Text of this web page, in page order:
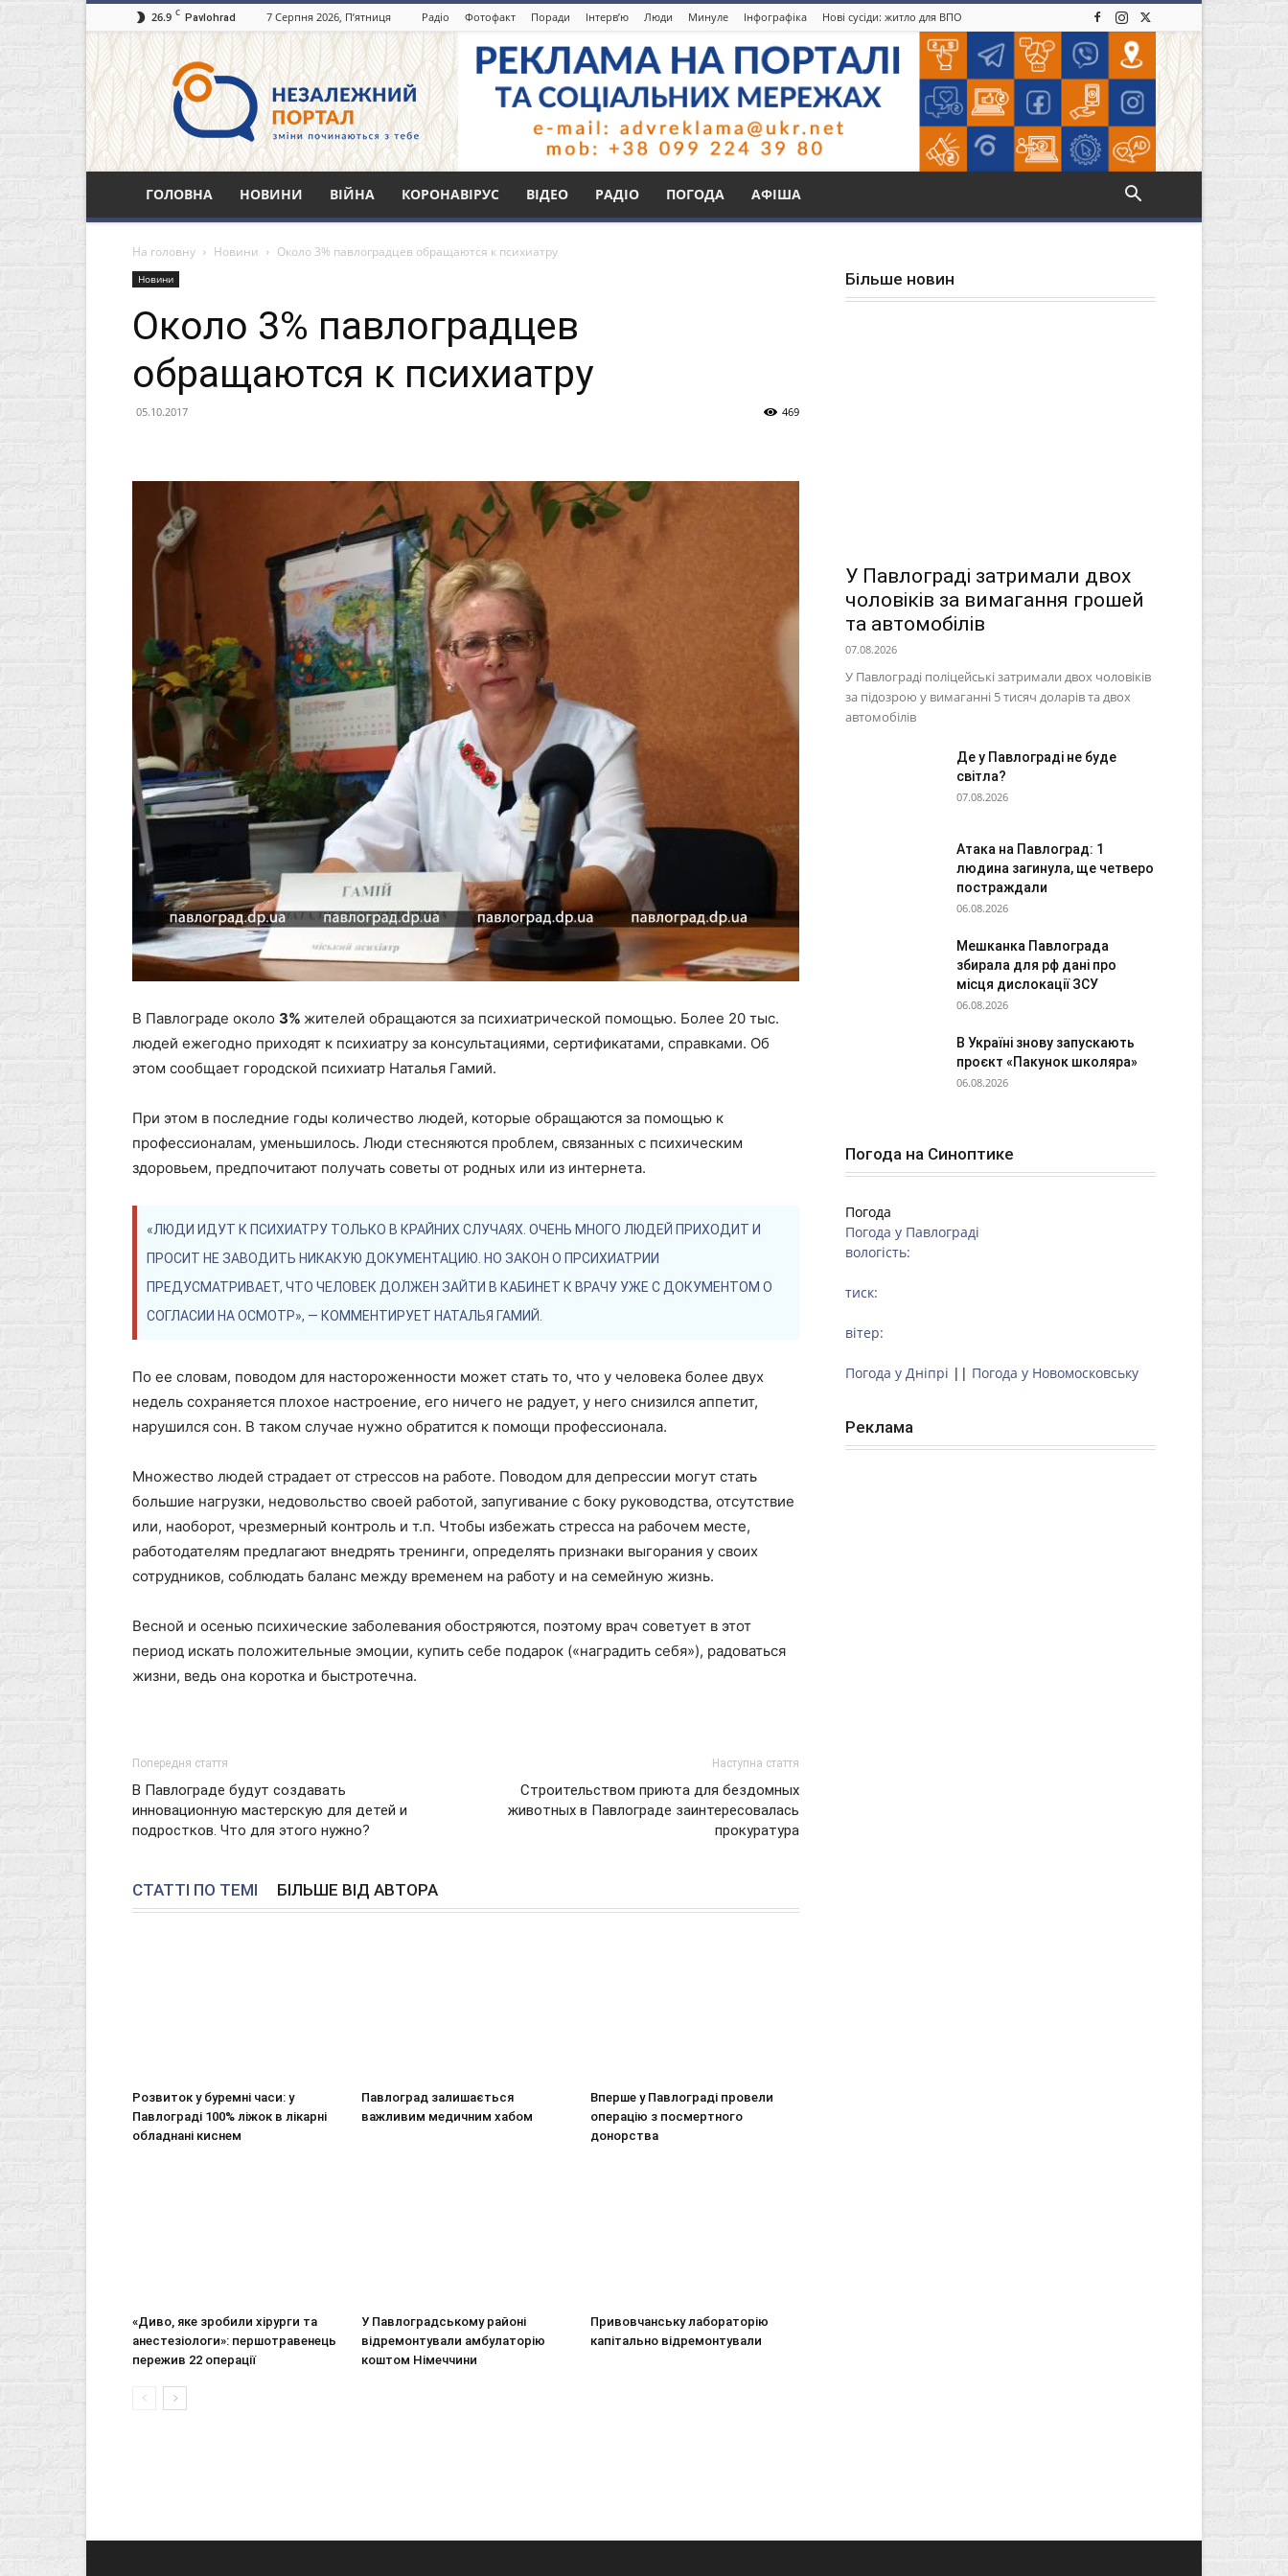
26.9 C Pavlohrad 7 Серпня 2026, П’ятниця Радіо Фотофакт Поради Інтерв’ю Люди Минуле Інфографіка Нові сусіди: житло для ВПО
Незалежний
портал
Павлоград.dp.ua
ГОЛОВНА НОВИНИ ВІЙНА КОРОНАВІРУС ВІДЕО РАДІО ПОГОДА АФІША
На головну Новини Около 3% павлоградцев обращаются к психиатру
Новини
Около 3% павлоградцев
обращаются к психиатру
05.10.2017 469
В Павлограде около 3% жителей обращаются за психиатрической помощью. Более 20 тыс.
людей ежегодно приходят к психиатру за консультациями, сертификатами, справками. Об
этом сообщает городской психиатр Наталья Гамий.
При этом в последние годы количество людей, которые обращаются за помощью к
профессионалам, уменьшилось. Люди стесняются проблем, связанных с психическим
здоровьем, предпочитают получать советы от родных или из интернета.
«ЛЮДИ ИДУТ К ПСИХИАТРУ ТОЛЬКО В КРАЙНИХ СЛУЧАЯХ. ОЧЕНЬ МНОГО ЛЮДЕЙ ПРИХОДИТ И
ПРОСИТ НЕ ЗАВОДИТЬ НИКАКУЮ ДОКУМЕНТАЦИЮ. НО ЗАКОН О ПРСИХИАТРИИ
ПРЕДУСМАТРИВАЕТ, ЧТО ЧЕЛОВЕК ДОЛЖЕН ЗАЙТИ В КАБИНЕТ К ВРАЧУ УЖЕ С ДОКУМЕНТОМ О
СОГЛАСИИ НА ОСМОТР», — КОММЕНТИРУЕТ НАТАЛЬЯ ГАМИЙ.
По ее словам, поводом для настороженности может стать то, что у человека более двух
недель сохраняется плохое настроение, его ничего не радует, у него снизился аппетит,
нарушился сон. В таком случае нужно обратится к помощи профессионала.
Множество людей страдает от стрессов на работе. Поводом для депрессии могут стать
большие нагрузки, недовольство своей работой, запугивание с боку руководства, отсутствие
или, наоборот, чрезмерный контроль и т.п. Чтобы избежать стресса на рабочем месте,
работодателям предлагают внедрять тренинги, определять признаки выгорания у своих
сотрудников, соблюдать баланс между временем на работу и на семейную жизнь.
Весной и осенью психические заболевания обостряются, поэтому врач советует в этот
период искать положительные эмоции, купить себе подарок («наградить себя»), радоваться
жизни, ведь она коротка и быстротечна.
Попередня стаття
В Павлограде будут создавать
инновационную мастерскую для детей и
подростков. Что для этого нужно?
Наступна стаття
Строительством приюта для бездомных
животных в Павлограде заинтересовалась
прокуратура
СТАТТІ ПО ТЕМІ БІЛЬШЕ ВІД АВТОРА
Розвиток у буремні часи: у
Павлограді 100% ліжок в лікарні
обладнані киснем
Павлоград залишається
важливим медичним хабом
Вперше у Павлограді провели
операцію з посмертного
донорства
«Диво, яке зробили хірурги та
анестезіологи»: першотравенець
пережив 22 операції
У Павлоградському районі
відремонтували амбулаторію
коштом Німеччини
Привовчанську лабораторію
капітально відремонтували
Більше новин
У Павлограді затримали двох
чоловіків за вимагання грошей
та автомобілів
07.08.2026
У Павлограді поліцейські затримали двох чоловіків
за підозрою у вимаганні 5 тисяч доларів та двох
автомобілів
Де у Павлограді не буде
світла?
07.08.2026
Атака на Павлоград: 1
людина загинула, ще четверо
постраждали
06.08.2026
Мешканка Павлограда
збирала для рф дані про
місця дислокації ЗСУ
06.08.2026
В Україні знову запускають
проєкт «Пакунок школяра»
06.08.2026
Погода на Синоптике
Погода
Погода у Павлограді
вологість:
тиск:
вітер:
Погода у Дніпрі || Погода у Новомосковську
Реклама